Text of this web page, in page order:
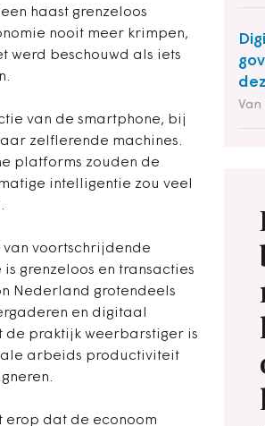
haast grenzeloos
nooit meer krimpen,
werd beschouwd als iets
van de smartphone, bij
zelflerende machines.
platforms zouden de
intelligentie zou veel
voortschrijdende
grenzeloos en transacties
Nederland grotendeels
en digitaal
de praktijk weerbarstiger is
arbeids productiviteit
erop dat de econoom